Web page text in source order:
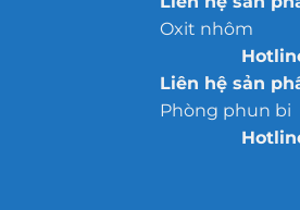
Oxit nhôm
Liên hệ sản
Phòng phun bi